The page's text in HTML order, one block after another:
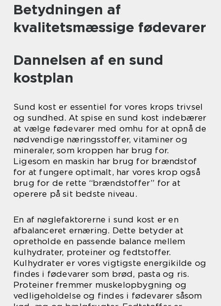
Betydningen af
kvalitetsmæssige fødevarer
Dannelsen af en sund
kostplan
Sund kost er essentiel for vores krops trivsel
og sundhed. At spise en sund kost indebærer
at vælge fødevarer med omhu for at opnå de
nødvendige næringsstoffer, vitaminer og
mineraler, som kroppen har brug for.
Ligesom en maskin har brug for brændstof
for at fungere optimalt, har vores krop også
brug for de rette “brændstoffer” for at
operere på sit bedste niveau.
En af nøglefaktorerne i sund kost er en
afbalanceret ernæring. Dette betyder at
opretholde en passende balance mellem
kulhydrater, proteiner og fedtstoffer.
Kulhydrater er vores vigtigste energikilde og
findes i fødevarer som brød, pasta og ris.
Proteiner fremmer muskelopbygning og
vedligeholdelse og findes i fødevarer såsom